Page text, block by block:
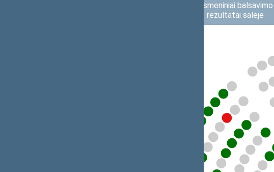
Asmeniniai balsavimo
rezultatai salėje